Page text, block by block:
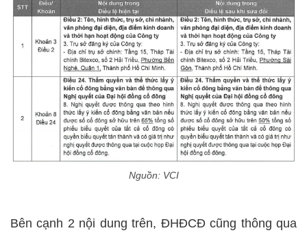
Nguồn: VCI
Bên cạnh 2 nội dung trên, ĐHĐCĐ cũng thông qua